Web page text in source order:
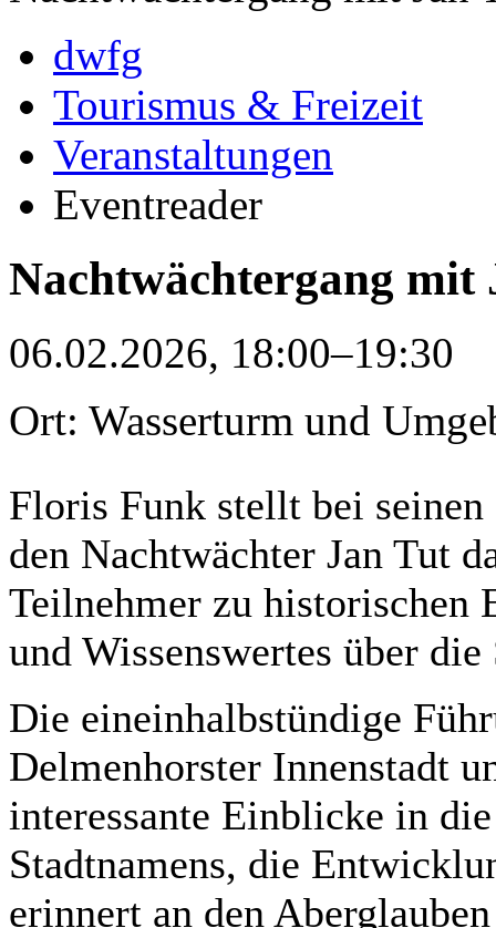
dwfg
Tourismus & Freizeit
Veranstaltungen
Eventreader
Nachtwächtergang mit
06.02.2026, 18:00–19:30
Ort: Wasserturm und
Floris Funk stellt bei
den Nachtwächter Jan Tut
Teilnehmer zu historischen
und Wissenswertes über
Die eineinhalbstündige
Delmenhorster Innenstadt
interessante Einblicke in
Stadtnamens, die
erinnert an den